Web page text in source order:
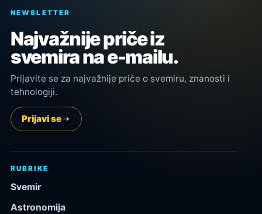
NEWSLETTER
Najvažnije priče iz
svemira na e-mailu.
Prijavite se za najvažnije priče o svemiru, znanosti i
tehnologiji.
Prijavi se
RUBRIKE
Svemir
Astronomija